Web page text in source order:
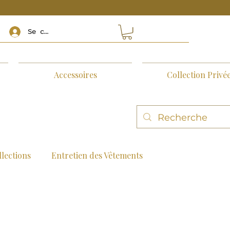
Se connecter
Accessoires Collection
Entretien des Vêtements